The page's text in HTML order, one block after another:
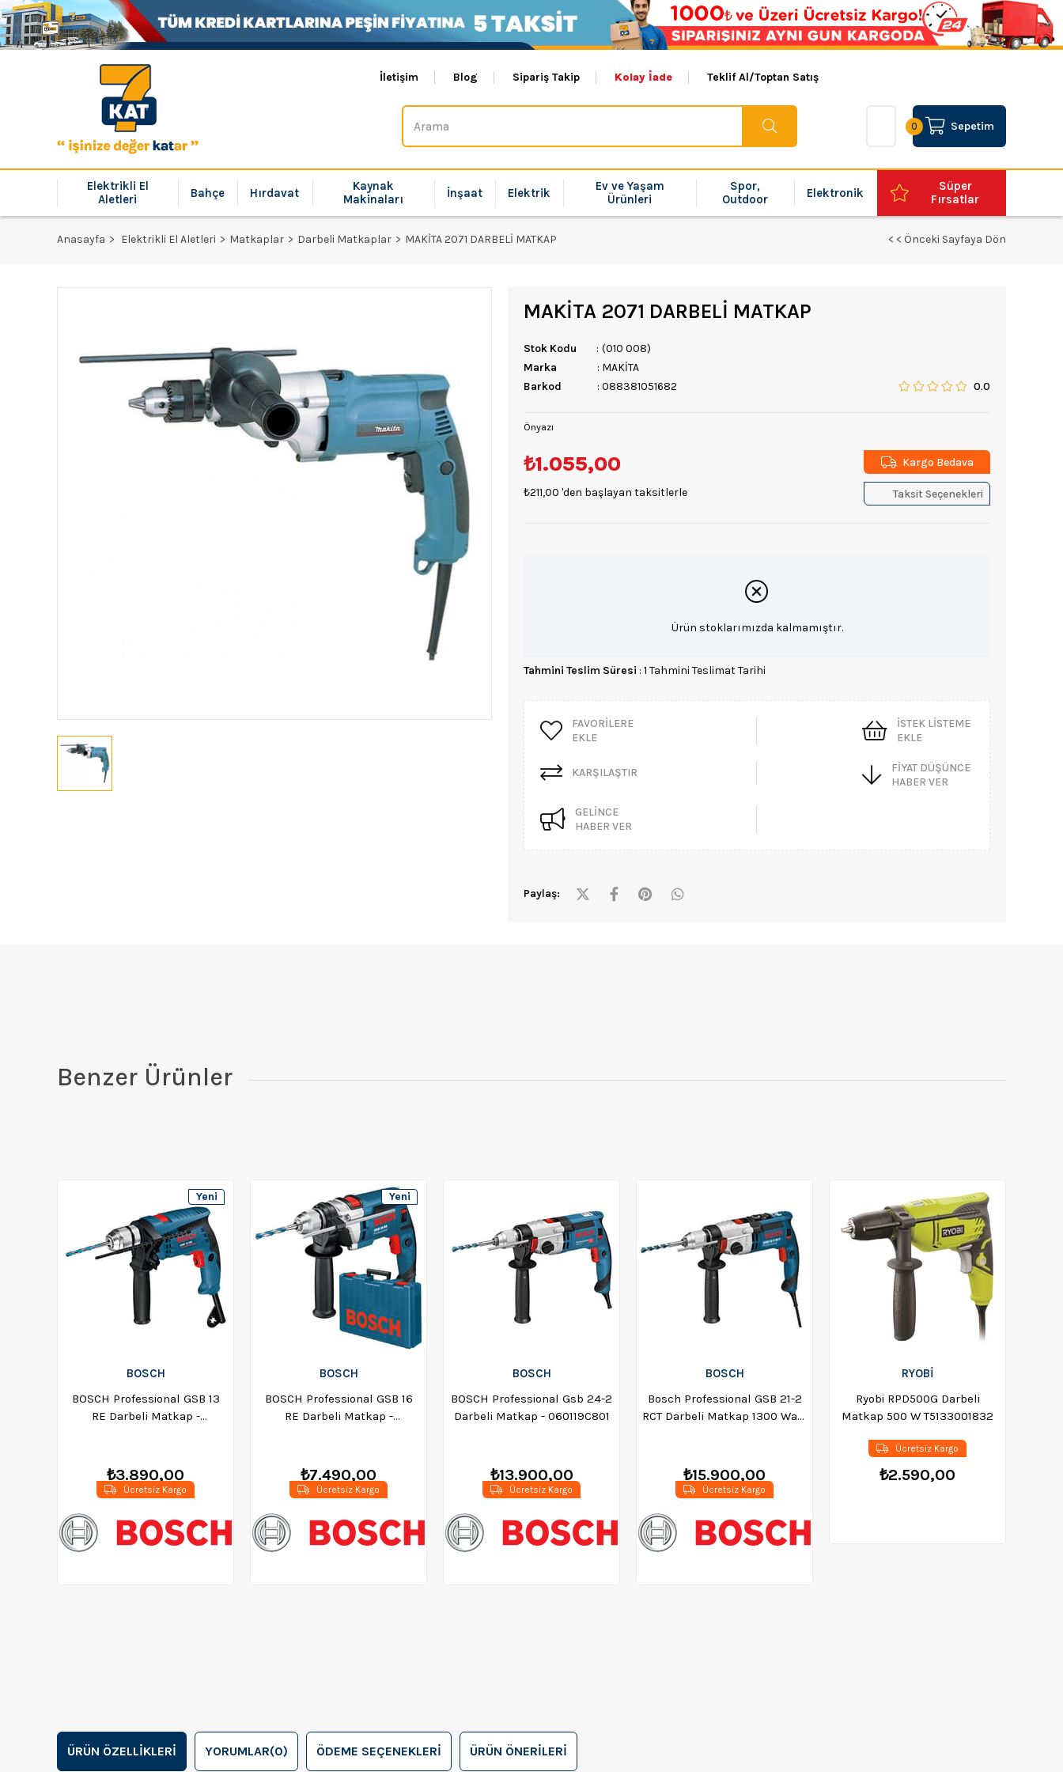
İletişim Blog Sipariş Takip Kolay İade Teklif Al/Toptan Satış
Sepetim
0
Elektrikli El
Aletleri
Bahçe Hırdavat
Kaynak
Makinaları
İnşaat Elektrik
Ev ve Yaşam
Ürünleri
Spor,
Outdoor
Elektronik
Süper
Fırsatlar
Anasayfa Elektrikli El Aletleri Matkaplar Darbeli Matkaplar MAKİTA 2071 DARBELİ MATKAP < < Önceki Sayfaya Dön
MAKİTA 2071 DARBELİ MATKAP
Stok Kodu
(010 008)
Marka
: MAKİTA
Barkod
: 088381051682 0.0
Önyazı
₺1.055,00
₺211,00 'den başlayan taksitlerle
Kargo Bedava
Taksit Seçenekleri
Ürün stoklarımızda kalmamıştır.
Tahmini Teslim Süresi : 1 Tahmini Teslimat Tarihi
FAVORILERE
EKLE
İSTEK LISTEME
EKLE
KARŞILAŞTIR
FIYAT DÜŞÜNCE
HABER VER
GELINCE
HABER VER
Paylaş:
Benzer Ürünler
BOSCH
BOSCH Professional GSB 13
RE Darbeli Matkap -
₺3.890,00
Ücretsiz Kargo
Yeni
Ürün
BOSCH
BOSCH Professional GSB 16
RE Darbeli Matkap -
₺7.490,00
Ücretsiz Kargo
Yeni
Ürün
BOSCH
BOSCH Professional Gsb 24-2
Darbeli Matkap - 060119C801
₺13.900,00
Ücretsiz Kargo
BOSCH
Bosch Professional GSB 21-2
RCT Darbeli Matkap 1300 Watt
₺15.900,00
Ücretsiz Kargo
RYOBİ
Ryobi RPD500G Darbeli
Matkap 500 W T5133001832
₺2.590,00
Ücretsiz Kargo
ÜRÜN ÖZELLIKLERI YORUMLAR(0) ÖDEME SEÇENEKLERI ÜRÜN ÖNERILERI